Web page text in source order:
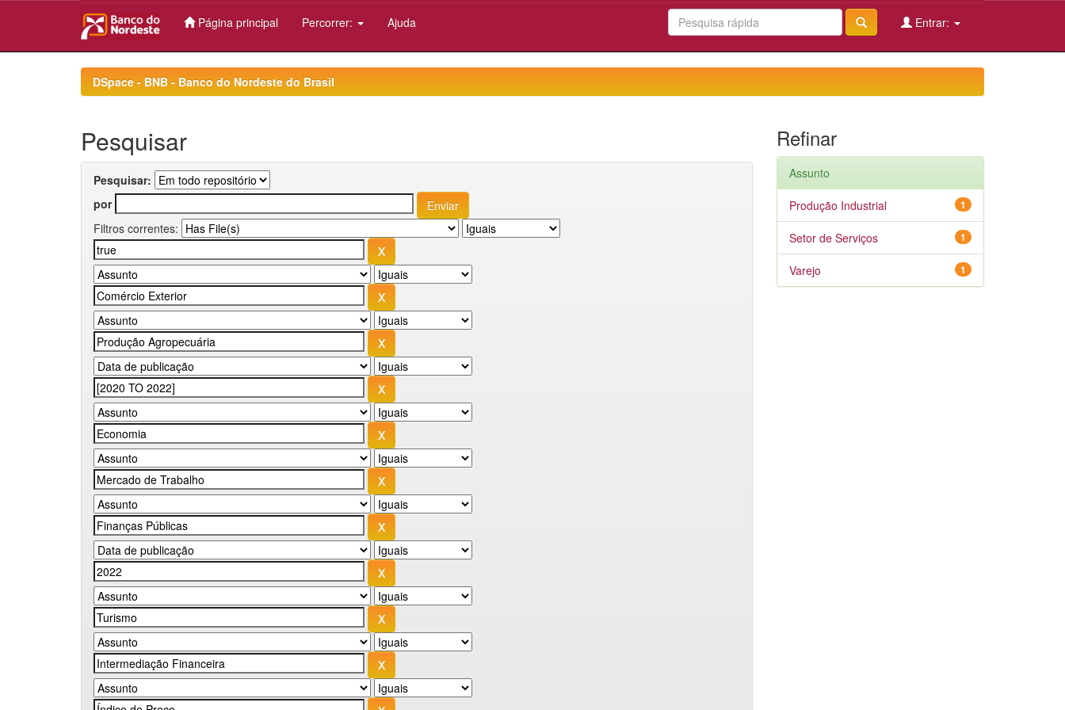
Página principal Percorrer: Ajuda Entrar:
DSpace - BNB - Banco do Nordeste do Brasil
Pesquisar
Pesquisar:
por
Filtros correntes:
Refinar
Assunto
1
Produção Industrial
1
Setor de Serviços
1
Varejo